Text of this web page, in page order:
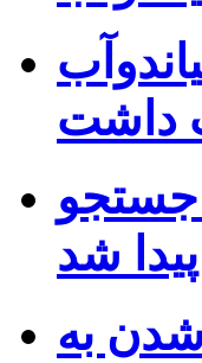
در جیغاتی پس از 4 روز جستجو
پیدا شد
به